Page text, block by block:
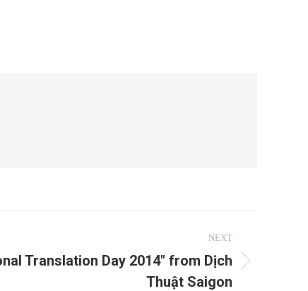
NEXT
Translation Day 2014" from Dịch
Thuật Saigon